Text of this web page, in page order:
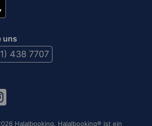
uns
438 7707
Halalbooking. Halalbooking® ist ein